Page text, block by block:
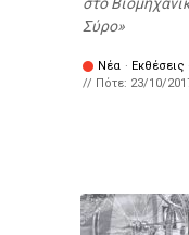
Σύρο
Νέα · Εκθέσεις
// Πότε: 23/10/